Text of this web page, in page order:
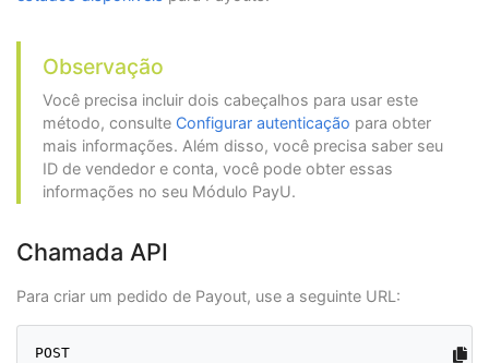
Observação
Você precisa incluir dois cabeçalhos para usar este
método, consulte Configurar autenticação para obter
mais informações. Além disso, você precisa saber seu
ID de vendedor e conta, você pode obter essas
informações no seu Módulo PayU.
Chamada API
Para criar um pedido de Payout, use a seguinte URL:
POST